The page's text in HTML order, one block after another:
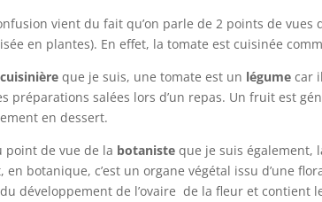
vient du fait qu’on parle de 2 points de
en plantes). En effet, la tomate est cuisinée
cuisinière que je suis, une tomate est un légumecar
préparations salées lors d’un repas. Un fruit est
en dessert.
point de vue de la botaniste que je suis également,
en botanique, c’est un organe végétal issu d’une
développement de l’ovaire de la fleur et contient